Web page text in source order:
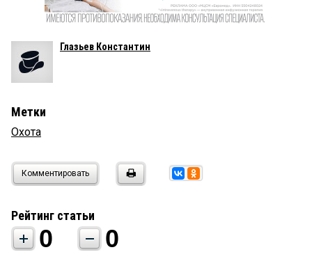
Глазьев Константин
Метки
Охота
Комментировать
Рейтинг статьи
0 0